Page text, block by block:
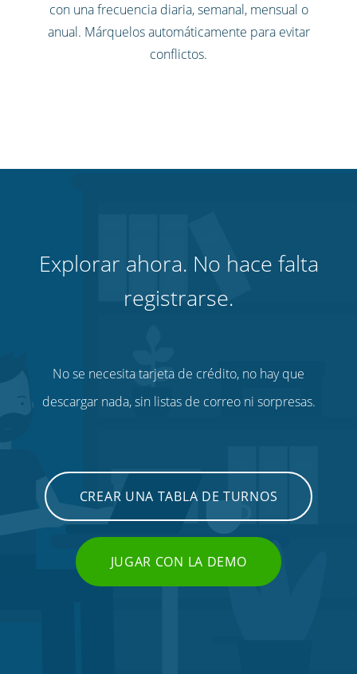
con una frecuencia diaria, semanal, mensual o
anual. Márquelos automáticamente para evitar
conflictos.
Explorar ahora. No hace falta
registrarse.
No se necesita tarjeta de crédito, no hay que
descargar nada, sin listas de correo ni sorpresas.
CREAR UNA TABLA DE TURNOS
JUGAR CON LA DEMO